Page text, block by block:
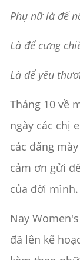
Phụ nữ là để
Là để cưng
Là để yêu
Tháng 10 về
ngày các chị
các đấng
cảm ơn gửi
của đời mình.
Nay
đã lên kế